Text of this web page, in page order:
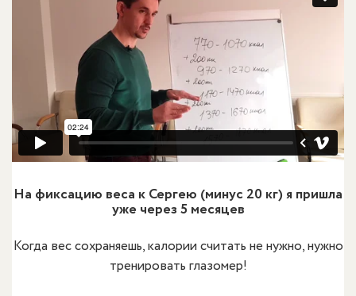
На фиксацию веса к Сергею (минус 20 кг) я пришла
уже через 5 месяцев
Когда вес сохраняешь, калории считать не нужно, нужно
тренировать глазомер!